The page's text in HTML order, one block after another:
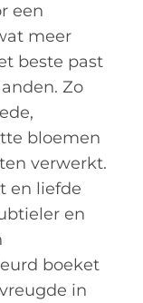
een
meer
beste past
Zo
bloemen
verwerkt.
en liefde
en
boeket
in